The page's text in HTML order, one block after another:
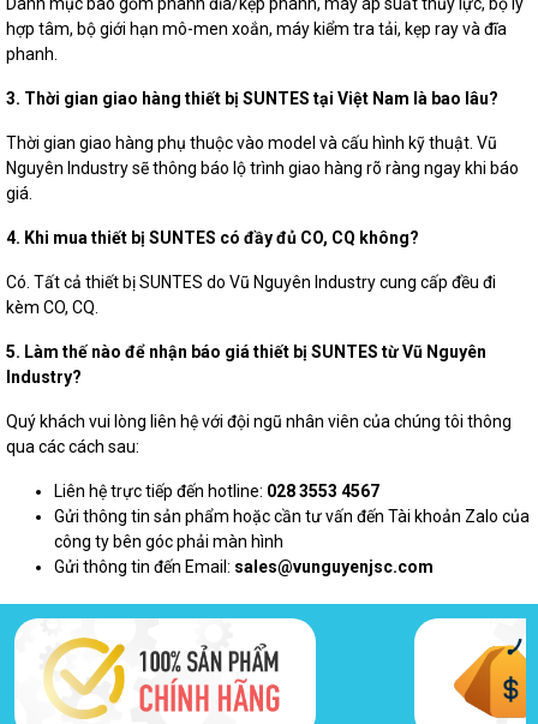
Danh mục bao gồm phanh đĩa/kẹp phanh, máy áp suất thủy lực, bộ ly
hợp tâm, bộ giới hạn mô-men xoắn, máy kiểm tra tải, kẹp ray và đĩa
phanh.
3. Thời gian giao hàng thiết bị SUNTES tại Việt Nam là bao lâu?
Thời gian giao hàng phụ thuộc vào model và cấu hình kỹ thuật. Vũ
Nguyên Industry sẽ thông báo lộ trình giao hàng rõ ràng ngay khi báo
giá.
4. Khi mua thiết bị SUNTES có đầy đủ CO, CQ không?
Có. Tất cả thiết bị SUNTES do Vũ Nguyên Industry cung cấp đều đi
kèm CO, CQ.
5. Làm thế nào để nhận báo giá thiết bị SUNTES từ Vũ Nguyên
Industry?
Quý khách vui lòng liên hệ với đội ngũ nhân viên của chúng tôi thông
qua các cách sau:
Liên hệ trực tiếp đến hotline: 028 3553 4567
Gửi thông tin sản phẩm hoặc cần tư vấn đến Tài khoản Zalo của
công ty bên góc phải màn hình
Gửi thông tin đến Email: sales@vunguyenjsc.com